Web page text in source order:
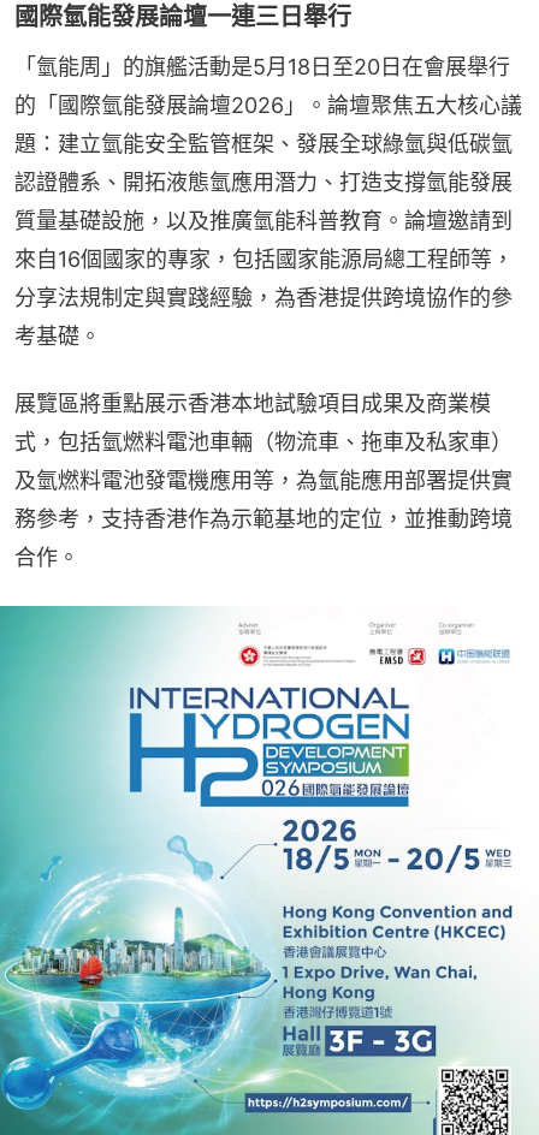
國際氫能發展論壇一連三日舉行
「氫能周」的旗艦活動是5月18日至20日在會展舉行
的「國際氫能發展論壇2026」。論壇聚焦五大核心議
題：建立氫能安全監管框架、發展全球綠氫與低碳氫
認證體系、開拓液態氫應用潛力、打造支撐氫能發展
質量基礎設施，以及推廣氫能科普教育。論壇邀請到
來自16個國家的專家，包括國家能源局總工程師等，
分享法規制定與實踐經驗，為香港提供跨境協作的參
考基礎。
展覽區將重點展示香港本地試驗項目成果及商業模
式，包括氫燃料電池車輛（物流車、拖車及私家車）
及氫燃料電池發電機應用等，為氫能應用部署提供實
務參考，支持香港作為示範基地的定位，並推動跨境
合作。